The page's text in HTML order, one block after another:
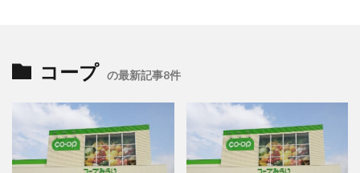
コープ の最新記事8件